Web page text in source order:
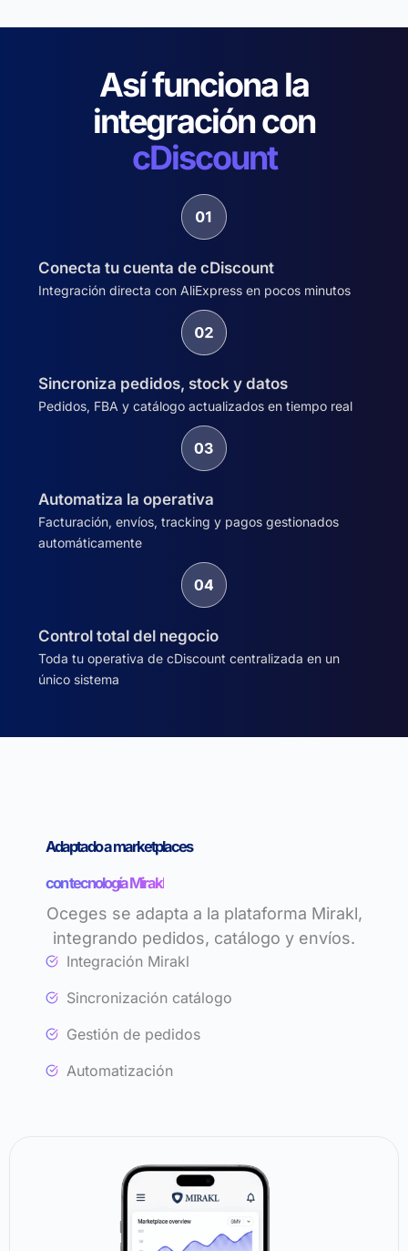
Así funciona la
integración con
cDiscount
Conecta tu cuenta de cDiscount
Integración directa con AliExpress en pocos minutos
Sincroniza pedidos, stock y datos
Pedidos, FBA y catálogo actualizados en tiempo real
Automatiza la operativa
Facturación, envíos, tracking y pagos gestionados
automáticamente
Control total del negocio
Toda tu operativa de cDiscount centralizada en un
único sistema
Adaptado a marketplaces
con tecnología Mirakl
Oceges se adapta a la plataforma Mirakl,
integrando pedidos, catálogo y envíos.
Integración Mirakl
Sincronización catálogo
Gestión de pedidos
Automatización